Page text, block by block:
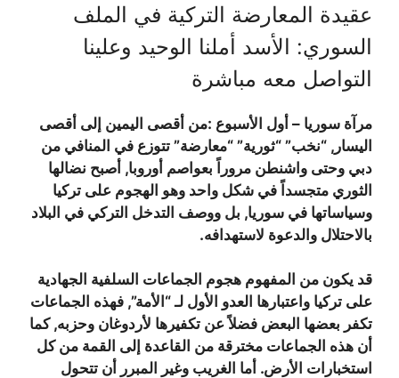
عقيدة المعارضة التركية في الملف
السوري: الأسد أملنا الوحيد وعلينا
التواصل معه مباشرة
مرآة سوريا – أول الأسبوع :من أقصى اليمين إلى أقصى
اليسار, “نخب” “ثورية” “معارضة” تتوزع في المنافي من
دبي وحتى واشنطن مروراً بعواصم أوروبا, أصبح نضالها
الثوري متجسداً في شكل واحد وهو الهجوم على تركيا
وسياساتها في سوريا, بل ووصف التدخل التركي في البلاد
بالاحتلال والدعوة لاستهدافه.
قد يكون من المفهوم هجوم الجماعات السلفية الجهادية
على تركيا واعتبارها العدو الأول لـ “الأمة”, فهذه الجماعات
تكفر بعضها البعض فضلاً عن تكفيرها لأردوغان وحزبه, كما
أن هذه الجماعات مخترقة من القاعدة إلى القمة من كل
استخبارات الأرض. أما الغريب وغير المبرر أن تتحول